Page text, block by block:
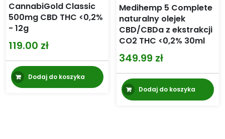
CannabiGold Classic
500mg CBD THC <0,2%
- 12g
119.00 zł
Dodaj do koszyka
Medihemp 5 Complete
naturalny olejek
CBD/CBDa z ekstrakcji
CO2 THC <0,2% 30ml
349.99 zł
Dodaj do koszyka